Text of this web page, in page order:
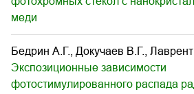
меди
Бедрин А.Г., Докучаев В.Г.,
Экспозиционные зависимости
фотостимулированного распада